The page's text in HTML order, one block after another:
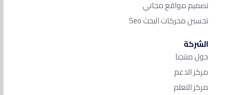
تصميم مواقع مجاني
تحسين محركات البحث Seo​
الشركة
حول منتجنا
مركز الدعم
مركز التعلم